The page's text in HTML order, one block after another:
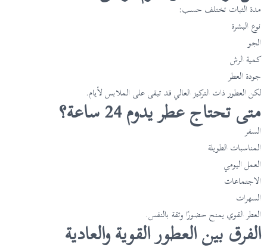
مدة الثبات تختلف حسب:
نوع البشرة
الجو
كمية الرش
جودة العطر
لكن العطور ذات التركيز العالي قد تبقى على الملابس لأيام.
متى تحتاج عطر يدوم 24 ساعة؟
السفر
المناسبات الطويلة
العمل اليومي
الاجتماعات
السهرات
العطر القوي يمنح حضورًا وثقة بالنفس.
الفرق بين العطور القوية والعادية